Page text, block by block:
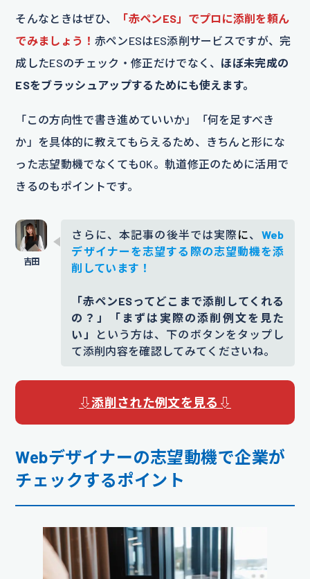
そんなときはぜひ、
「赤ペンES」でプロに添削を頼ん
でみましょう！ 赤ペンESはES添削サービスですが、完
成したESのチェック・修正だけでなく、 ほぼ未完成の
ESをブラッシュアップするためにも使えます。
「この方向性で書き進めていいか」「何を足すべき
か」を具体的に教えてもらえるため、きちんと形にな
った志望動機でなくてもOK。軌道修正のために活用で
きるのもポイントです。
さらに、本記事の後半では実際 に、 Web
デザイナーを志望する際の志望動機を添
削しています！
「赤ペンESってどこまで添削してくれる
の？」「まずは実際の添削例文を見た
い」
という方は、下のボタンをタップし
て添削内容を確認してみてくださいね。
⇩添削された例文を見る⇩
Webデザイナーの志望動機で企業が
チェックするポイント